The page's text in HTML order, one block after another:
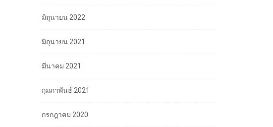
มิถุนายน 2022
มิถุนายน 2021
มีนาคม 2021
กุมภาพันธ์ 2021
กรกฎาคม 2020